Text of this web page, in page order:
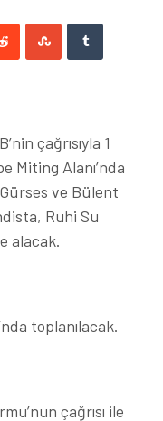
çağrısıyla 1
Miting Alanı’nda
ve Bülent
Ruhi Su
alacak.
toplanılacak.
çağrısı ile